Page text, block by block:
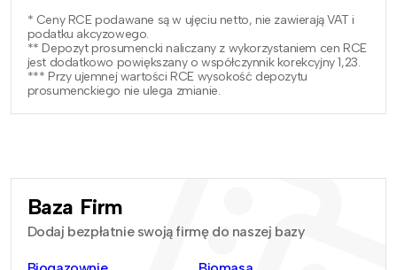
* Ceny RCE podawane są w ujęciu netto, nie zawierają VAT i
podatku akcyzowego.
** Depozyt prosumencki naliczany z wykorzystaniem cen RCE
jest dodatkowo powiększany o współczynnik korekcyjny 1,23.
*** Przy ujemnej wartości RCE wysokość depozytu
prosumenckiego nie ulega zmianie.
Baza Firm
Dodaj bezpłatnie swoją firmę do naszej bazy